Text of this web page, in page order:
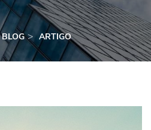
BLOG ARTIGO